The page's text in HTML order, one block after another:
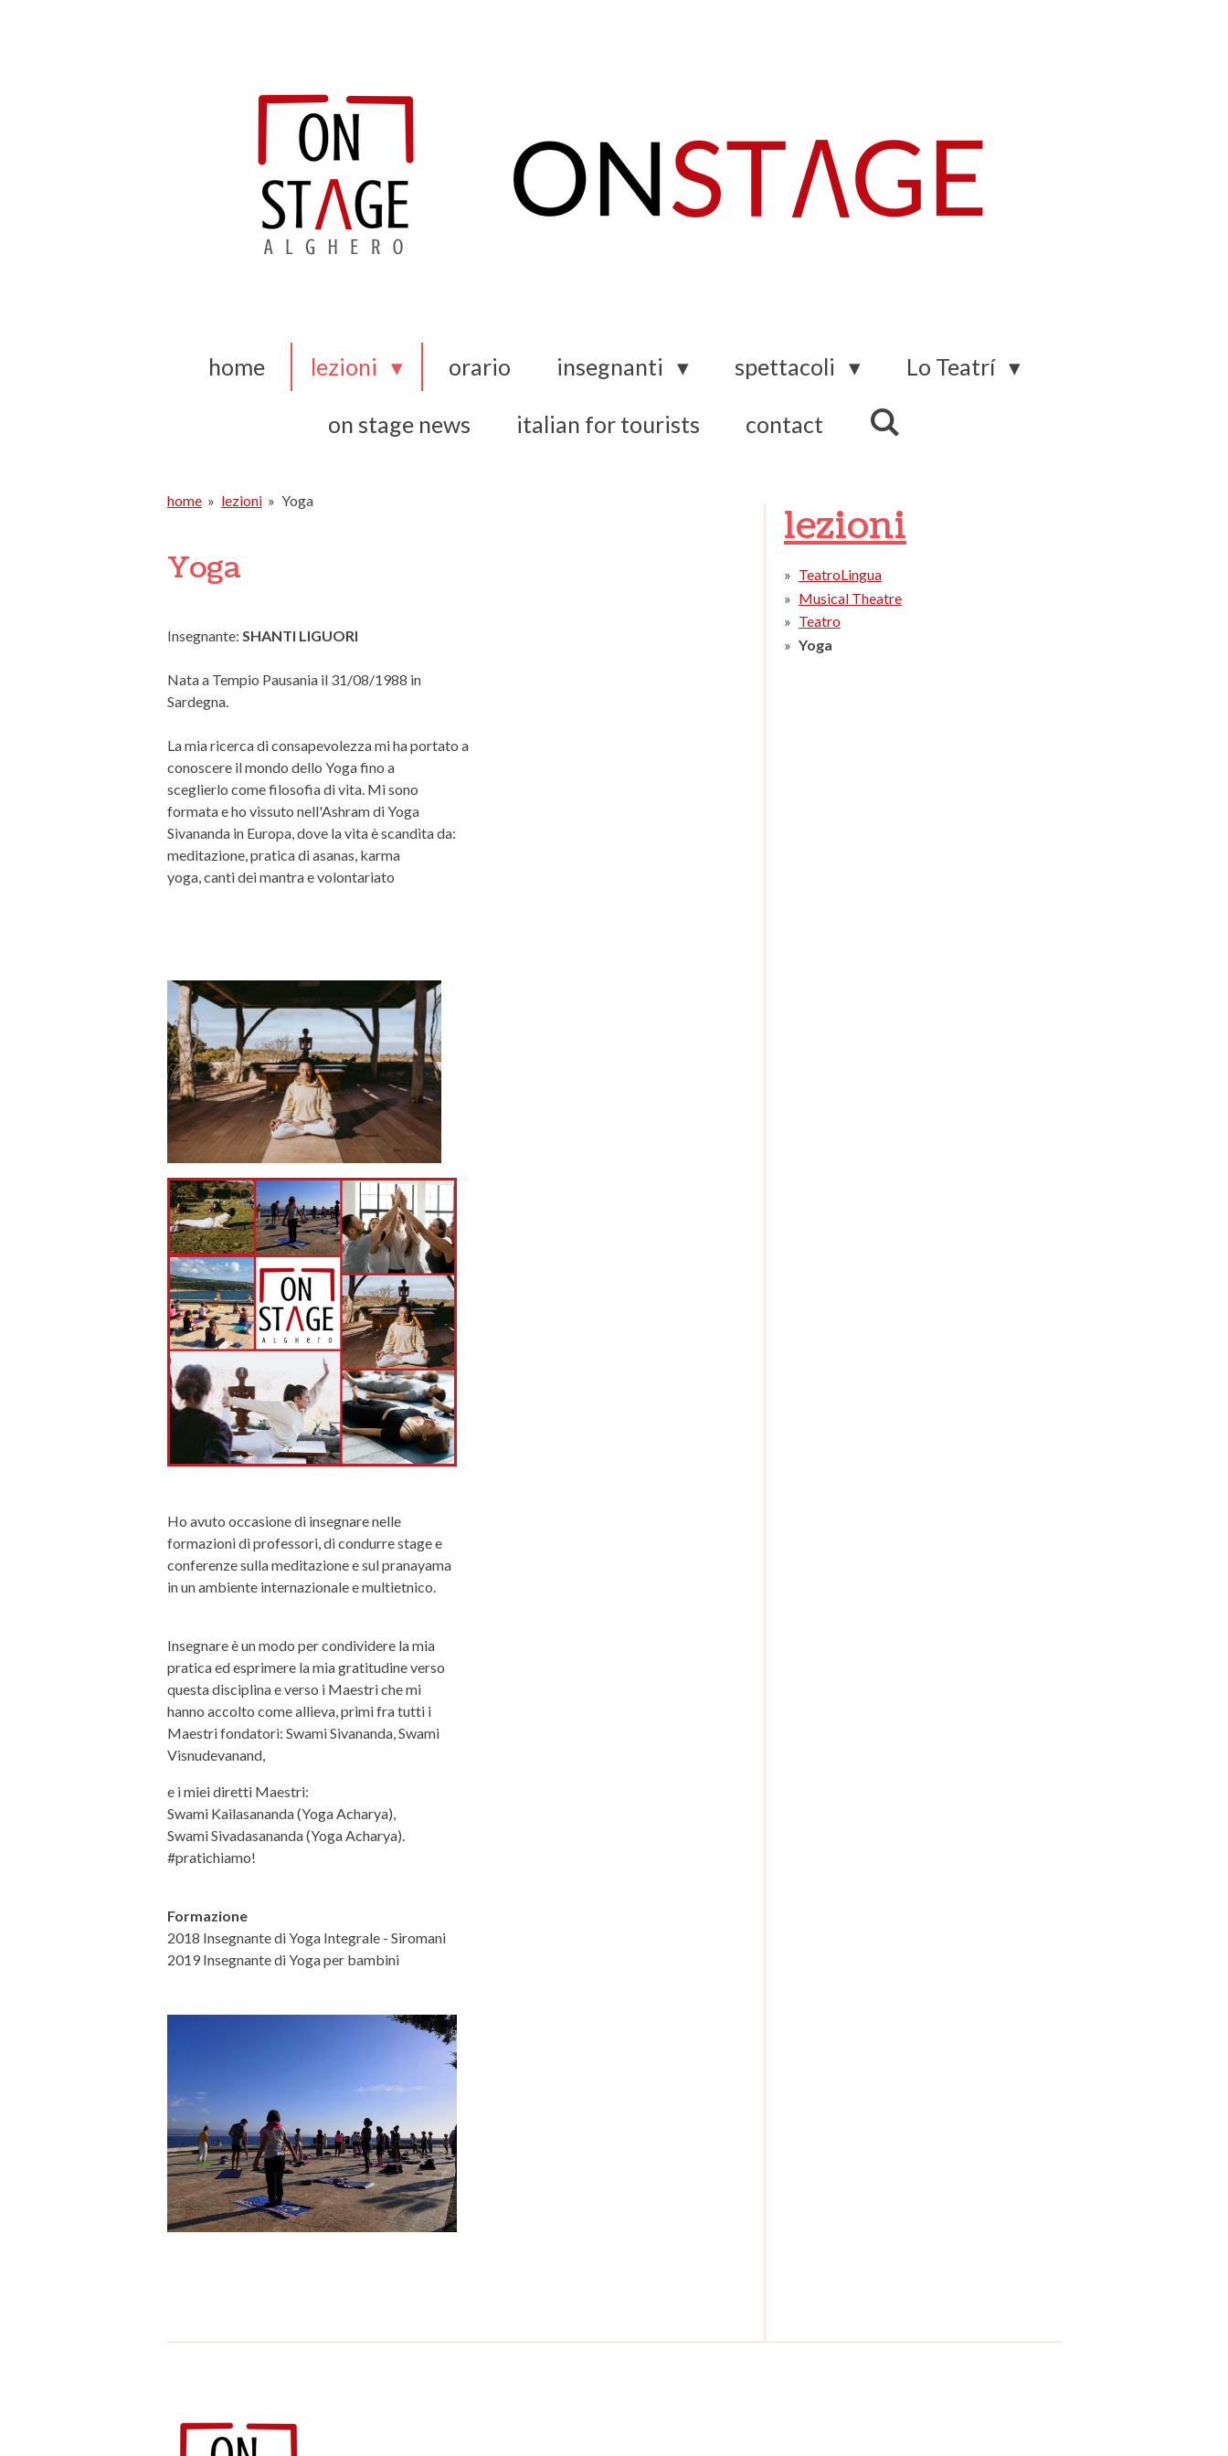
home lezioni orario insegnanti spettacoli Lo Teatrí
on stage news italian for tourists contact
home » lezioni » Yoga
Yoga
Insegnante: SHANTI LIGUORI
Nata a Tempio Pausania il 31/08/1988 in
Sardegna.
La mia ricerca di consapevolezza mi ha portato a
conoscere il mondo dello Yoga fino a
sceglierlo come filosofia di vita. Mi sono
formata e ho vissuto nell'Ashram di Yoga
Sivananda in Europa, dove la vita è scandita da:
meditazione, pratica di asanas, karma
yoga, canti dei mantra e volontariato
Ho avuto occasione di insegnare nelle
formazioni di professori, di condurre stage e
conferenze sulla meditazione e sul pranayama
in un ambiente internazionale e multietnico.
Insegnare è un modo per condividere la mia
pratica ed esprimere la mia gratitudine verso
questa disciplina e verso i Maestri che mi
hanno accolto come allieva, primi fra tutti i
Maestri fondatori: Swami Sivananda, Swami
Visnudevanand,
e i miei diretti Maestri:
Swami Kailasananda (Yoga Acharya),
Swami Sivadasananda (Yoga Acharya).
#pratichiamo!
Formazione
2018 Insegnante di Yoga Integrale - Siromani
2019 Insegnante di Yoga per bambini
lezioni
TeatroLingua
Musical Theatre
Teatro
Yoga